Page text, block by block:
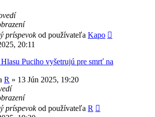
príspevokod používateľa Kapo
20:11
Puciho vyšetrujú pre smrť na
R » 13 Jún 2025, 19:20
príspevokod používateľa R